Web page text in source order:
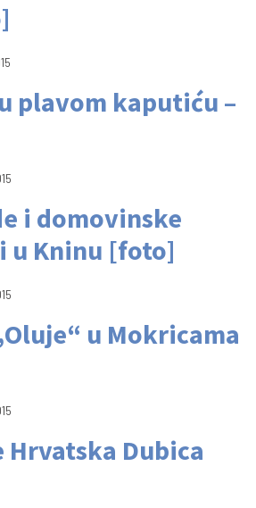
plavom kaputiću –
i domovinske
u Kninu [foto]
u Mokricama
Hrvatska Dubica